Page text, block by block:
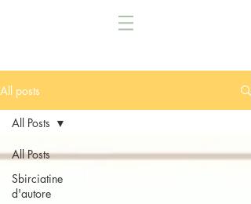
All posts
All Posts
Sbirciatine
d'autore
All Posts